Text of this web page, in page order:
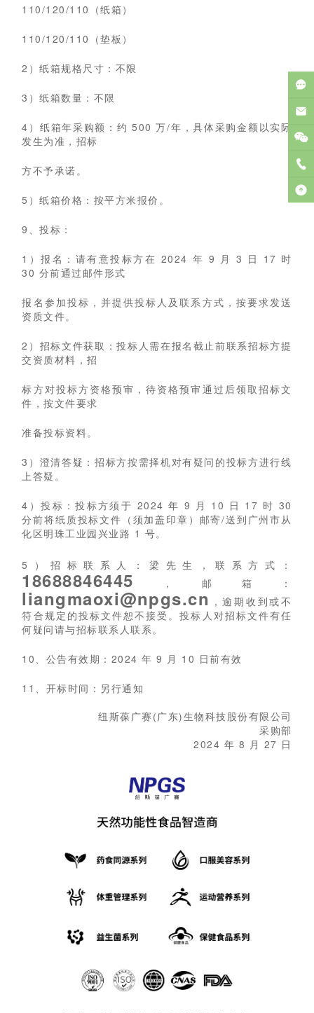
110/120/110（纸箱）
110/120/110（垫板）
2）纸箱规格尺寸：不限
3）纸箱数量：不限
4）纸箱年采购额：约 500 万/年，具体采购金额以实际
发生为准，招标
方不予承诺。
5）纸箱价格：按平方米报价。
9、投标：
1）报名：请有意投标方在 2024 年 9 月 3 日 17 时
30 分前通过邮件形式
报名参加投标，并提供投标人及联系方式，按要求发送
资质文件。
2）招标文件获取：投标人需在报名截止前联系招标方提
交资质材料，招
标方对投标方资格预审，待资格预审通过后领取招标文
件，按文件要求
准备投标资料。
3）澄清答疑：招标方按需择机对有疑问的投标方进行线
上答疑。
4）投标：投标方须于 2024 年 9 月 10 日 17 时 30
分前将纸质投标文件（须加盖印章）邮寄/送到广州市从
化区明珠工业园兴业路 1 号。
5）招标联系人：梁先生，联系方式：
18688846445 ，邮箱：
liangmaoxi@npgs.cn ，逾期收到或不
符合规定的投标文件恕不接受。投标人对招标文件有任
何疑问请与招标联系人联系。
10、公告有效期：2024 年 9 月 10 日前有效
11、开标时间：另行通知
纽斯葆广赛(广东)生物科技股份有限公司
采购部
2024 年 8 月 27 日